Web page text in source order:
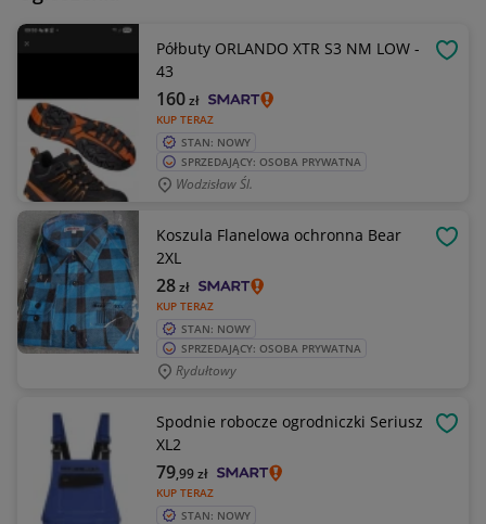
Półbuty ORLANDO XTR S3 NM LOW -
43
KUP TERAZ
160zł
STAN: NOWY
SPRZEDAJĄCY: OSOBA PRYWATNA
Wodzisław Śl.
Koszula Flanelowa ochronna Bear
2XL
KUP TERAZ
28zł
STAN: NOWY
SPRZEDAJĄCY: OSOBA PRYWATNA
Rydułtowy
Spodnie robocze ogrodniczki Seriusz
XL2
KUP TERAZ
79,99zł
STAN: NOWY